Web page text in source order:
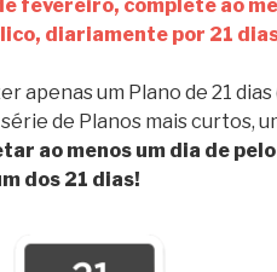
fevereiro, complete ao
diariamente por 21
apenas um Plano de 21 dias
de Planos mais curtos,
ao menos um dia de
dos 21 dias!